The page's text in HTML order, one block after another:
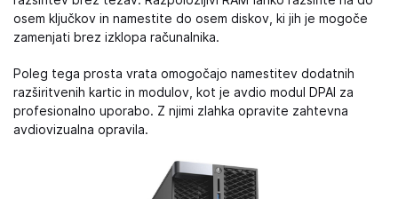
osem ključkov in namestite do osem diskov, ki jih je mogoče
zamenjati brez izklopa računalnika.
Poleg tega prosta vrata omogočajo namestitev dodatnih
razširitvenih kartic in modulov, kot je avdio modul DPAI za
profesionalno uporabo. Z njimi zlahka opravite zahtevna
avdiovizualna opravila.